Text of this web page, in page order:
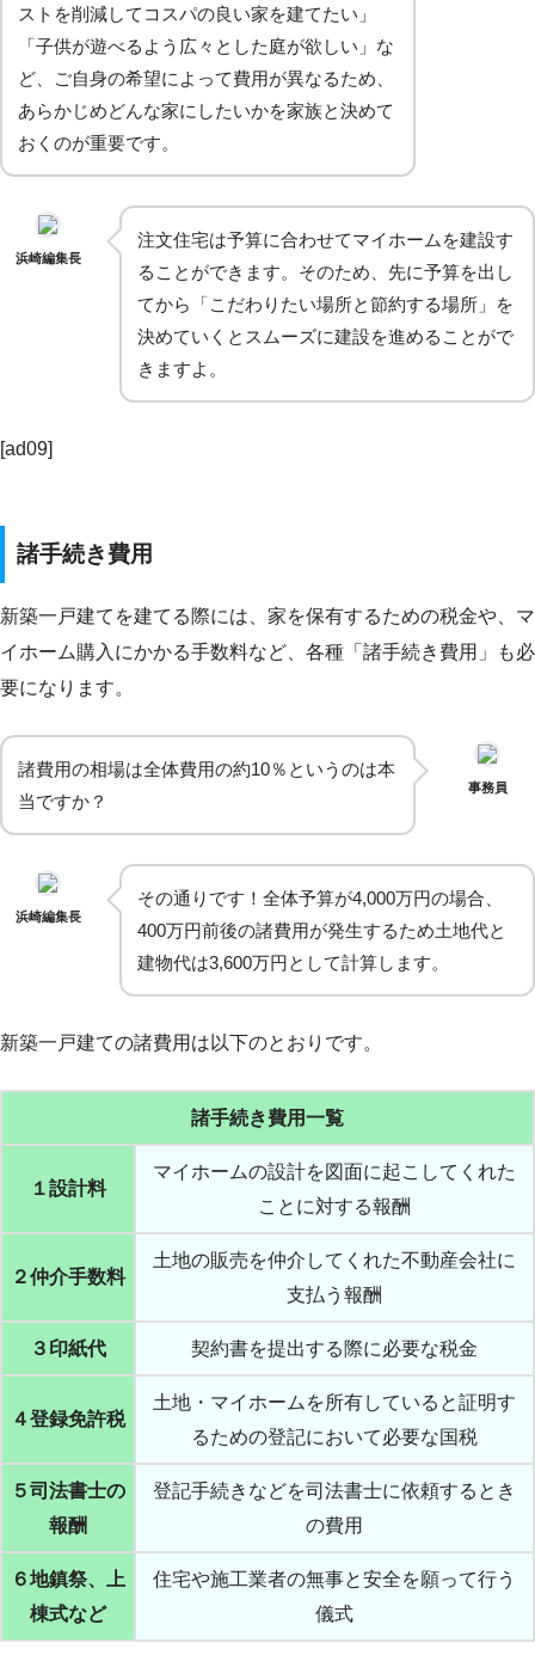
ストを削減してコスパの良い家を建てたい」
「子供が遊べるよう広々とした庭が欲しい」な
ど、ご自身の希望によって費用が異なるため、
あらかじめどんな家にしたいかを家族と決めて
おくのが重要です。
浜崎編集長
注文住宅は予算に合わせてマイホームを建設す
ることができます。そのため、先に予算を出し
てから「こだわりたい場所と節約する場所」を
決めていくとスムーズに建設を進めることがで
きますよ。
[ad09]
諸手続き費用
新築一戸建てを建てる際には、家を保有するための税金や、マ
イホーム購入にかかる手数料など、各種「諸手続き費用」も必
要になります。
諸費用の相場は全体費用の約10％というのは本
当ですか？
事務員
浜崎編集長
その通りです！全体予算が4,000万円の場合、
400万円前後の諸費用が発生するため土地代と
建物代は3,600万円として計算します。
新築一戸建ての諸費用は以下のとおりです。
諸手続き費用一覧
１設計料
マイホームの設計を図面に起こしてくれた
ことに対する報酬
２仲介手数料
土地の販売を仲介してくれた不動産会社に
支払う報酬
３印紙代 契約書を提出する際に必要な税金
４登録免許税
土地・マイホームを所有していると証明す
るための登記において必要な国税
５司法書士の
報酬
登記手続きなどを司法書士に依頼するとき
の費用
６地鎮祭、上
棟式など
住宅や施工業者の無事と安全を願って行う
儀式